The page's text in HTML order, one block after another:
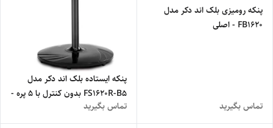
پنکه رومیزی بلک اند دکر مدل
FB1620 - اصلی
تماس بگیرید
پنکه ایستاده بلک اند دکر مدل
FS1620R-B5 بدون کنترل با ۵ پره -
اصلی
تماس بگیرید